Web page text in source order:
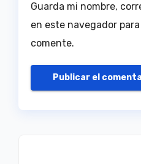
Guarda mi nombre,
en este navegador
comente.